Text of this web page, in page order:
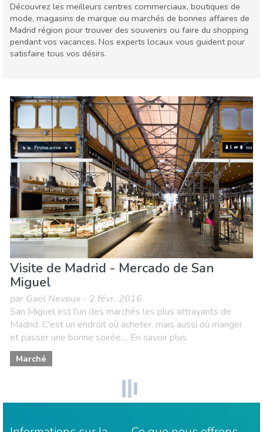
Découvrez les meilleurs centres commerciaux, boutiques de
mode, magasins de marque ou marchés de bonnes affaires de
Madrid région pour trouver des souvenirs ou faire du shopping
pendant vos vacances. Nos experts locaux vous guident pour
satisfaire tous vos désirs.
Cuisine & Restaurants
Musée & Art
Où séjourner
Shopping
Visite de Madrid - Mercado de San
Miguel
par Gaël Nevoux - 2 févr. 2016
San Miguel est l'un des marchés les plus attrayants de
Madrid. C'est un endroit où acheter, mais aussi où manger
et passer une bonne soirée.... En savoir plus
Marché